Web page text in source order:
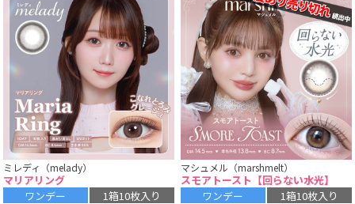
ミレディ（melady）
マリアリング
ワンデー
1箱10枚入り
マシュメル（marshmelt）
スモアトースト【回らない水光】
ワンデー
1箱10枚入り